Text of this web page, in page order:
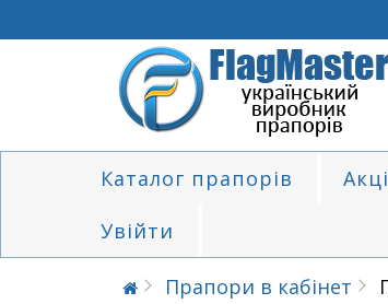
Каталог прапорів
Увійти
Прапори в кабінет